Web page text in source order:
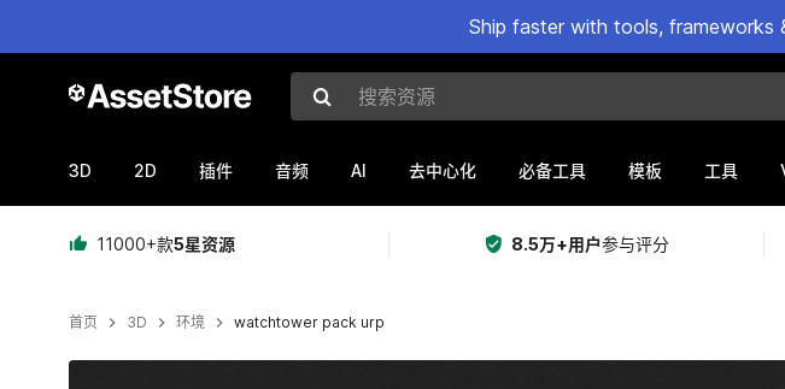
Ship faster with tools,
搜索资源
3D 2D 插件 音频 AI 去中心化 必备工具 模板 工具
11000+款5星资源 8.5万+用户参与评分
首页 3D 环境 watchtower pack urp